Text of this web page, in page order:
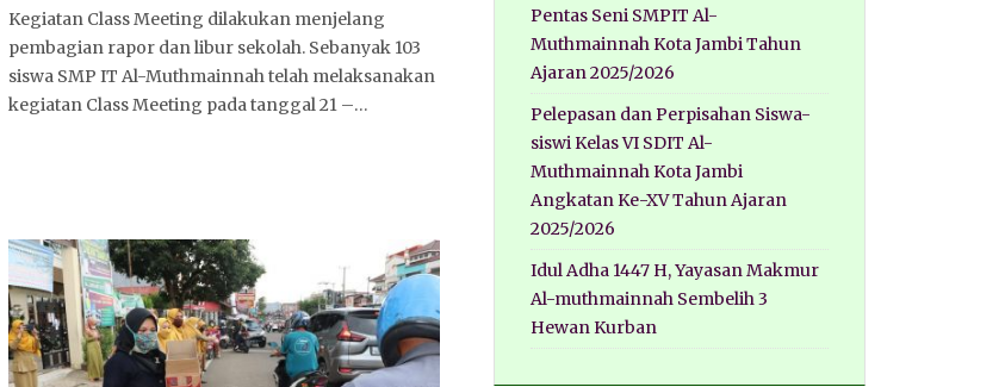
Kegiatan Class Meeting dilakukan menjelang
pembagian rapor dan libur sekolah. Sebanyak 103
siswa SMP IT Al-Muthmainnah telah melaksanakan
kegiatan Class Meeting pada tanggal 21 –…
Pentas Seni SMPIT Al-
Muthmainnah Kota Jambi Tahun
Ajaran 2025/2026
Pelepasan dan Perpisahan Siswa-
siswi Kelas VI SDIT Al-
Muthmainnah Kota Jambi
Angkatan Ke-XV Tahun Ajaran
2025/2026
Idul Adha 1447 H, Yayasan Makmur
Al-muthmainnah Sembelih 3
Hewan Kurban